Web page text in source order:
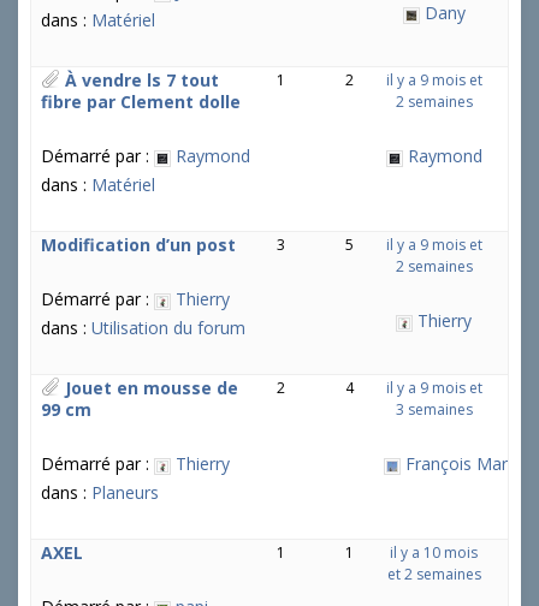
dans : Matériel Dany
À vendre ls 7 tout
fibre par Clement dolle
Démarré par :
Raymond
dans : Matériel
1 2
il y a 9 mois et
2 semaines
Raymond
Modification d’un post
Démarré par :
Thierry
dans : Utilisation du forum
3 5
il y a 9 mois et
2 semaines
Thierry
Jouet en mousse de
99 cm
Démarré par :
Thierry
dans : Planeurs
2 4
il y a 9 mois et
3 semaines
François Martin
AXEL 1 1
il y a 10 mois
et 2 semaines